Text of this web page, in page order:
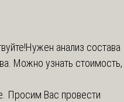
анализ состава
Можно узнать стоимость,
Просим Вас провести